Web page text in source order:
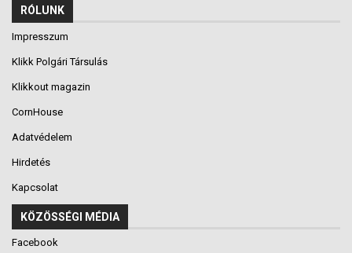
RÓLUNK
Impresszum
Klikk Polgári Társulás
Klikkout magazin
CornHouse
Adatvédelem
Hirdetés
Kapcsolat
KÖZÖSSÉGI MÉDIA
Facebook